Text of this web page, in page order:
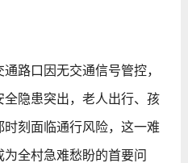
口因无交通信号管控，
隐患突出，老人出行、孩
刻面临通行风险，这一难
全村急难愁盼的首要问